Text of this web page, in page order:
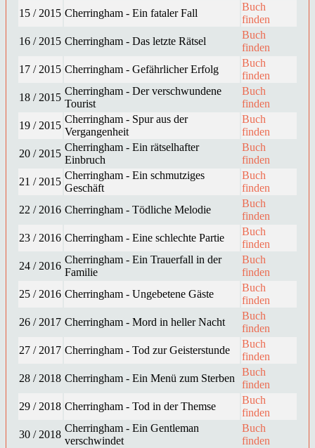
15 / 2015 Cherringham - Ein fataler Fall
Buch
finden
16 / 2015 Cherringham - Das letzte Rätsel
Buch
finden
17 / 2015 Cherringham - Gefährlicher Erfolg
Buch
finden
18 / 2015
Cherringham - Der verschwundene
Tourist
Buch
finden
19 / 2015
Cherringham - Spur aus der
Vergangenheit
Buch
finden
20 / 2015
Cherringham - Ein rätselhafter
Einbruch
Buch
finden
21 / 2015
Cherringham - Ein schmutziges
Geschäft
Buch
finden
22 / 2016 Cherringham - Tödliche Melodie
Buch
finden
23 / 2016 Cherringham - Eine schlechte Partie
Buch
finden
24 / 2016
Cherringham - Ein Trauerfall in der
Familie
Buch
finden
25 / 2016 Cherringham - Ungebetene Gäste
Buch
finden
26 / 2017 Cherringham - Mord in heller Nacht
Buch
finden
27 / 2017 Cherringham - Tod zur Geisterstunde
Buch
finden
28 / 2018 Cherringham - Ein Menü zum Sterben
Buch
finden
29 / 2018 Cherringham - Tod in der Themse
Buch
finden
30 / 2018
Cherringham - Ein Gentleman
verschwindet
Buch
finden